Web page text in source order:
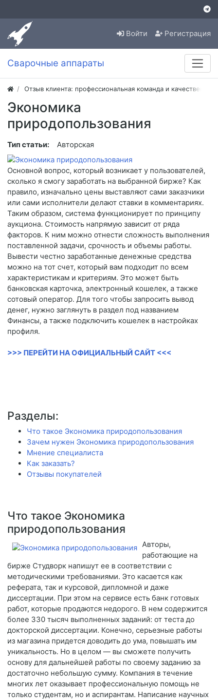
Войти Регистрация
Сварочные аппараты
Отзыв клиента: профессиональная команда и
Экономика
природопользования
Тип статьи: Авторская
Основной вопрос, который возникает у пользователей,
сколько я смогу заработать на выбранной бирже? Как
правило, изначально цены выставляют сами заказчики
или сами исполнители делают ставки в комментариях.
Таким образом, система функционирует по принципу
аукциона. Стоимость напрямую зависит от ряда
факторов. К ним можно отнести сложность выполнения
поставленной задачи, срочность и объемы работы.
Вывести честно заработанные денежные средства
можно на тот счет, который вам подходит по всем
характеристикам и критериям. Это может быть
банковская карточка, электронный кошелек, а также
сотовый оператор. Для того чтобы запросить вывод
денег, нужно заглянуть в раздел под названием
Финансы, а также подключить кошелек в настройках
профиля.
>>> ПЕРЕЙТИ НА ОФИЦИАЛЬНЫЙ САЙТ <<<
Разделы:
Что такое Экономика природопользования
Зачем нужен Экономика природопользования
Мнение специалиста
Как заказать?
Отзывы покупателей
Что такое Экономика
природопользования
Авторы,
работающие на
бирже Студворк напишут ее в соответствии с
методическими требованиями. Это касается как
реферата, так и курсовой, дипломной и даже
диссертации. При этом на сервисе есть банк готовых
работ, которые продаются недорого. В нем содержится
более 330 тысяч выполненных заданий: от теста до
докторской диссертации. Конечно, серьезные работы
из магазина придется доводить до ума, повышать им
уникальность. Но в целом — вы сможете получить
основу для дальнейшей работы по своему заданию за
достаточно небольшую сумму. Компания в течение
многих лет оказывает профессиональную помощь не
только студентам, но и аспирантам. Написание научных